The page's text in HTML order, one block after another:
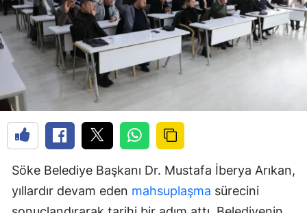
Söke Belediye Başkanı Dr. Mustafa İberya Arıkan,
yıllardır devam eden mahsuplaşma sürecini